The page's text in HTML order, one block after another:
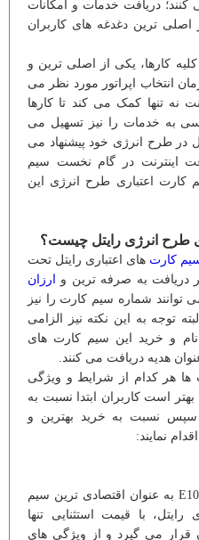
کنند؛ دریافت خدمات و امکانات
ترین دغدغه های کاربران
کارها، یکی از اصلی ترین و
انتخاب اپراتور مورد نظر می
نه تنها کمک می کند تا کارها
به خدمات را نیز تسهیل می
در طرح انرژی خود پیشنهاد می
اینترنت در گام نخست سیم
کارت اعتباری طرح انرژی این
طرح انرژی رایتل چیست؟
کارت های اعتباری رایتل تحت
ارزان
توانند شماره سیم کارت را نیز
توجه به این نکته نیز الزامی
و خرید این سیم کارت های
هدیه دریافت می کنند.
ها هر کدام از شرایط و ویژگی
است کاربران ابتدا نسبت به
سپس نسبت به خرید بهترین و
نمایند:
سیم کارت اعتباری طرح اعتباری E10 به عنوان اقتصادی ترین سیم
با قیمت استثنایی تنها
قرار می گیرد و از ویژگی های